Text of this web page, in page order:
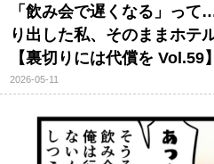
「飲み会で遅くなる」っ
り出した私、そのままホテ
【裏切りには代償を Vol.59】
2026-05-11